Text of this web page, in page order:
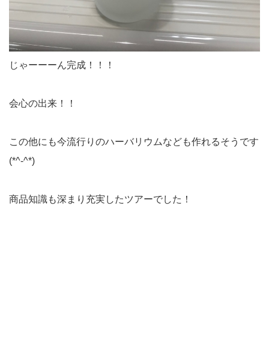
じゃーーーん完成！！！
会心の出来！！
この他にも今流行りのハーバリウムなども作れるそうです
(*^-^*)
商品知識も深まり充実したツアーでした！